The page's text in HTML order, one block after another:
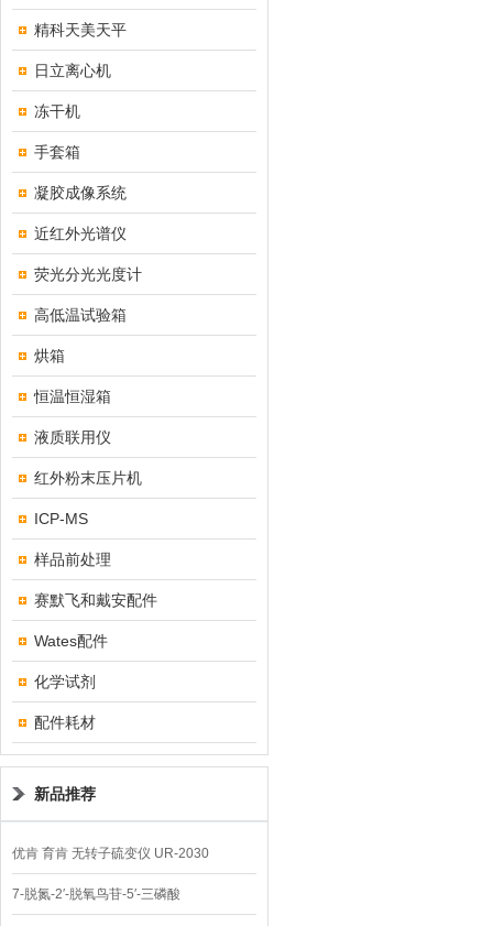
精科天美天平
日立离心机
冻干机
手套箱
凝胶成像系统
近红外光谱仪
荧光分光光度计
高低温试验箱
烘箱
恒温恒湿箱
液质联用仪
红外粉末压片机
ICP-MS
样品前处理
赛默飞和戴安配件
Wates配件
化学试剂
配件耗材
新品推荐
优肯 育肯 无转子硫变仪 UR-2030
7-脱氮-2′-脱氧鸟苷-5′-三磷酸